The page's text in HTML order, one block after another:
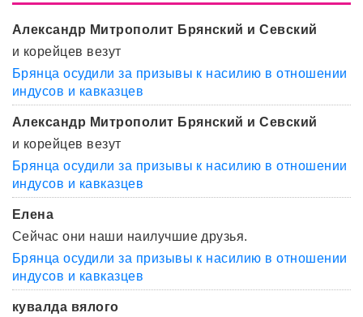
Александр Митрополит Брянский и Севский
и корейцев везут
Брянца осудили за призывы к насилию в отношении
индусов и кавказцев
Александр Митрополит Брянский и Севский
и корейцев везут
Брянца осудили за призывы к насилию в отношении
индусов и кавказцев
Елена
Сейчас они наши наилучшие друзья.
Брянца осудили за призывы к насилию в отношении
индусов и кавказцев
кувалда вялого